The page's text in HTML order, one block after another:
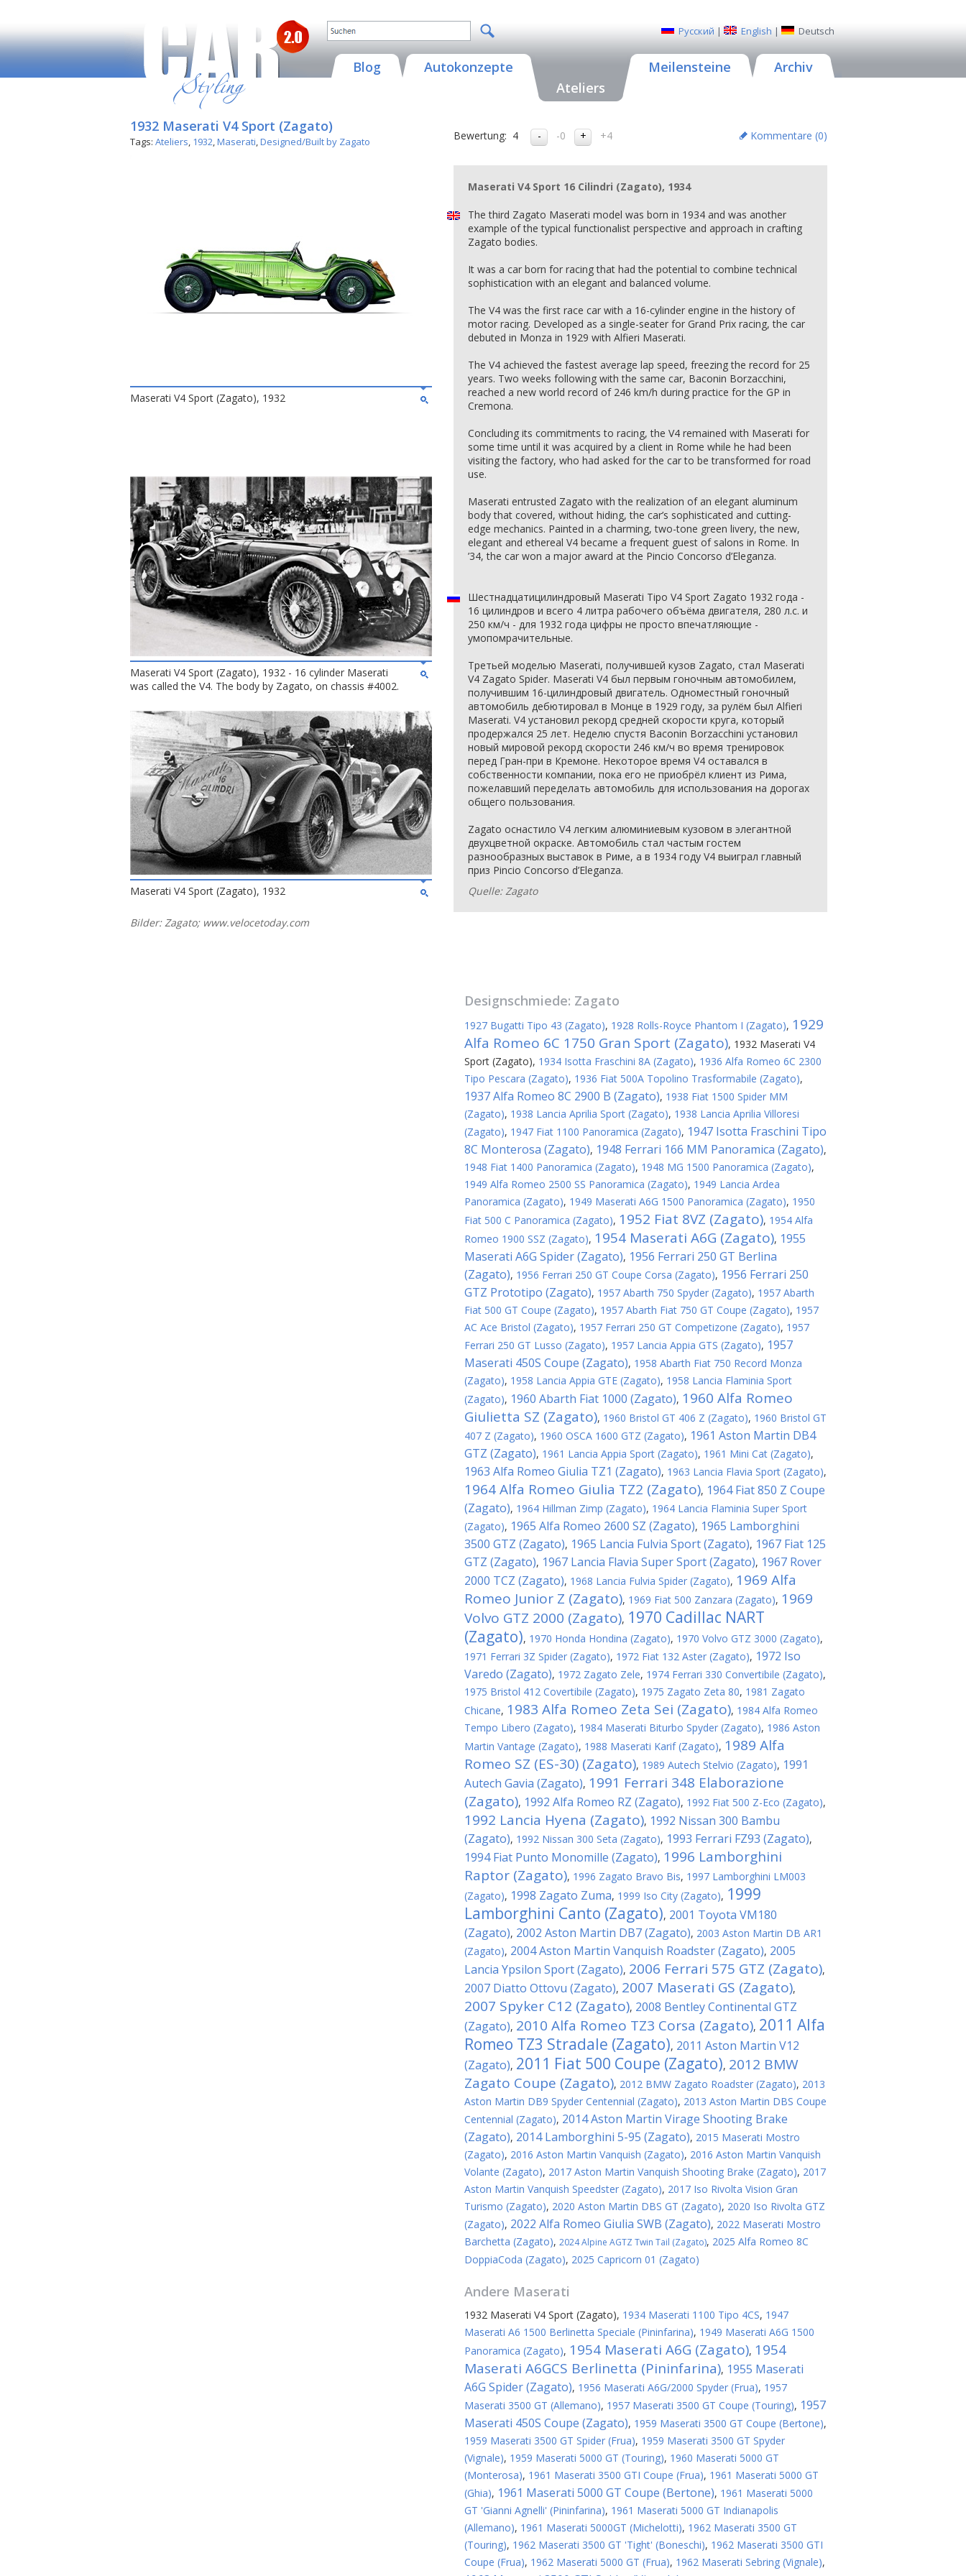
Русский | English | Deutsch
Blog
Autokonzepte
Ateliers
Meilensteine Archiv
1932 Maserati V4 Sport (Zagato)
Tags: Ateliers, 1932,Maserati,Designed/Built by Zagato
Maserati V4 Sport (Zagato), 1932
Maserati V4 Sport (Zagato), 1932 - 16 cylinder Maserati
was called the V4. The body by Zagato, on chassis #4002.
Maserati V4 Sport (Zagato), 1932
Bilder: Zagato; www.velocetoday.com
Bewertung: 4 -0 +4 Kommentare (0)
Maserati V4 Sport 16 Cilindri (Zagato), 1934
The third Zagato Maserati model was born in 1934 and was another
example of the typical functionalist perspective and approach in crafting
Zagato bodies.
It was a car born for racing that had the potential to combine technical
sophistication with an elegant and balanced volume.
The V4 was the first race car with a 16-cylinder engine in the history of
motor racing. Developed as a single-seater for Grand Prix racing, the car
debuted in Monza in 1929 with Alfieri Maserati.
The V4 achieved the fastest average lap speed, freezing the record for 25
years. Two weeks following with the same car, Baconin Borzacchini,
reached a new world record of 246 km/h during practice for the GP in
Cremona.
Concluding its commitments to racing, the V4 remained with Maserati for
some time until it was acquired by a client in Rome while he had been
visiting the factory, who had asked for the car to be transformed for road
use.
Maserati entrusted Zagato with the realization of an elegant aluminum
body that covered, without hiding, the car’s sophisticated and cutting-
edge mechanics. Painted in a charming, two-tone green livery, the new,
elegant and ethereal V4 became a frequent guest of salons in Rome. In
’34, the car won a major award at the Pincio Concorso d’Eleganza.
Шестнадцатицилиндровый Maserati Tipo V4 Sport Zagato 1932 года -
16 цилиндров и всего 4 литра рабочего объёма двигателя, 280 л.с. и
250 км/ч - для 1932 года цифры не просто впечатляющие -
умопомрачительные.
Третьей моделью Maserati, получившей кузов Zagato, стал Maserati
V4 Zagato Spider. Maserati V4 был первым гоночным автомобилем,
получившим 16-цилиндровый двигатель. Одноместный гоночный
автомобиль дебютировал в Монце в 1929 году, за рулём был Alfieri
Maserati. V4 установил рекорд средней скорости круга, который
продержался 25 лет. Неделю спустя Baconin Borzacchini установил
новый мировой рекорд скорости 246 км/ч во время тренировок
перед Гран-при в Кремоне. Некоторое время V4 оставался в
собственности компании, пока его не приобрёл клиент из Рима,
пожелавший переделать автомобиль для использования на дорогах
общего пользования.
Zagato оснастило V4 легким алюминиевым кузовом в элегантной
двухцветной окраске. Автомобиль стал частым гостем
разнообразных выставок в Риме, а в 1934 году V4 выиграл главный
приз Pincio Concorso d’Eleganza.
Quelle: Zagato
Designschmiede: Zagato
1927 Bugatti Tipo 43 (Zagato), 1928 Rolls-Royce Phantom I (Zagato), 1929
Alfa Romeo 6C 1750 Gran Sport (Zagato), 1932 Maserati V4
Sport (Zagato), 1934 Isotta Fraschini 8A (Zagato), 1936 Alfa Romeo 6C 2300
Tipo Pescara (Zagato), 1936 Fiat 500A Topolino Trasformabile (Zagato),
1937 Alfa Romeo 8C 2900 B (Zagato), 1938 Fiat 1500 Spider MM
(Zagato), 1938 Lancia Aprilia Sport (Zagato), 1938 Lancia Aprilia Villoresi
(Zagato), 1947 Fiat 1100 Panoramica (Zagato), 1947 Isotta Fraschini Tipo
8C Monterosa (Zagato), 1948 Ferrari 166 MM Panoramica (Zagato),
1948 Fiat 1400 Panoramica (Zagato), 1948 MG 1500 Panoramica (Zagato),
1949 Alfa Romeo 2500 SS Panoramica (Zagato), 1949 Lancia Ardea
Panoramica (Zagato), 1949 Maserati A6G 1500 Panoramica (Zagato), 1950
Fiat 500 C Panoramica (Zagato), 1952 Fiat 8VZ (Zagato), 1954 Alfa
Romeo 1900 SSZ (Zagato), 1954 Maserati A6G (Zagato), 1955
Maserati A6G Spider (Zagato), 1956 Ferrari 250 GT Berlina
(Zagato), 1956 Ferrari 250 GT Coupe Corsa (Zagato), 1956 Ferrari 250
GTZ Prototipo (Zagato), 1957 Abarth 750 Spyder (Zagato), 1957 Abarth
Fiat 500 GT Coupe (Zagato), 1957 Abarth Fiat 750 GT Coupe (Zagato), 1957
AC Ace Bristol (Zagato), 1957 Ferrari 250 GT Competizone (Zagato), 1957
Ferrari 250 GT Lusso (Zagato), 1957 Lancia Appia GTS (Zagato), 1957
Maserati 450S Coupe (Zagato), 1958 Abarth Fiat 750 Record Monza
(Zagato), 1958 Lancia Appia GTE (Zagato), 1958 Lancia Flaminia Sport
(Zagato), 1960 Abarth Fiat 1000 (Zagato), 1960 Alfa Romeo
Giulietta SZ (Zagato), 1960 Bristol GT 406 Z (Zagato), 1960 Bristol GT
407 Z (Zagato), 1960 OSCA 1600 GTZ (Zagato), 1961 Aston Martin DB4
GTZ (Zagato), 1961 Lancia Appia Sport (Zagato), 1961 Mini Cat (Zagato),
1963 Alfa Romeo Giulia TZ1 (Zagato), 1963 Lancia Flavia Sport (Zagato),
1964 Alfa Romeo Giulia TZ2 (Zagato), 1964 Fiat 850 Z Coupe
(Zagato), 1964 Hillman Zimp (Zagato), 1964 Lancia Flaminia Super Sport
(Zagato), 1965 Alfa Romeo 2600 SZ (Zagato), 1965 Lamborghini
3500 GTZ (Zagato), 1965 Lancia Fulvia Sport (Zagato), 1967 Fiat 125
GTZ (Zagato), 1967 Lancia Flavia Super Sport (Zagato), 1967 Rover
2000 TCZ (Zagato), 1968 Lancia Fulvia Spider (Zagato), 1969 Alfa
Romeo Junior Z (Zagato), 1969 Fiat 500 Zanzara (Zagato), 1969
Volvo GTZ 2000 (Zagato), 1970 Cadillac NART
(Zagato), 1970 Honda Hondina (Zagato), 1970 Volvo GTZ 3000 (Zagato),
1971 Ferrari 3Z Spider (Zagato), 1972 Fiat 132 Aster (Zagato), 1972 Iso
Varedo (Zagato), 1972 Zagato Zele, 1974 Ferrari 330 Convertibile (Zagato),
1975 Bristol 412 Covertibile (Zagato), 1975 Zagato Zeta 80, 1981 Zagato
Chicane, 1983 Alfa Romeo Zeta Sei (Zagato), 1984 Alfa Romeo
Tempo Libero (Zagato), 1984 Maserati Biturbo Spyder (Zagato), 1986 Aston
Martin Vantage (Zagato), 1988 Maserati Karif (Zagato), 1989 Alfa
Romeo SZ (ES-30) (Zagato), 1989 Autech Stelvio (Zagato), 1991
Autech Gavia (Zagato), 1991 Ferrari 348 Elaborazione
(Zagato), 1992 Alfa Romeo RZ (Zagato), 1992 Fiat 500 Z-Eco (Zagato),
1992 Lancia Hyena (Zagato), 1992 Nissan 300 Bambu
(Zagato), 1992 Nissan 300 Seta (Zagato), 1993 Ferrari FZ93 (Zagato),
1994 Fiat Punto Monomille (Zagato), 1996 Lamborghini
Raptor (Zagato), 1996 Zagato Bravo Bis, 1997 Lamborghini LM003
(Zagato), 1998 Zagato Zuma, 1999 Iso City (Zagato), 1999
Lamborghini Canto (Zagato), 2001 Toyota VM180
(Zagato), 2002 Aston Martin DB7 (Zagato), 2003 Aston Martin DB AR1
(Zagato), 2004 Aston Martin Vanquish Roadster (Zagato), 2005
Lancia Ypsilon Sport (Zagato), 2006 Ferrari 575 GTZ (Zagato),
2007 Diatto Ottovu (Zagato), 2007 Maserati GS (Zagato),
2007 Spyker C12 (Zagato), 2008 Bentley Continental GTZ
(Zagato), 2010 Alfa Romeo TZ3 Corsa (Zagato), 2011 Alfa
Romeo TZ3 Stradale (Zagato), 2011 Aston Martin V12
(Zagato), 2011 Fiat 500 Coupe (Zagato), 2012 BMW
Zagato Coupe (Zagato), 2012 BMW Zagato Roadster (Zagato), 2013
Aston Martin DB9 Spyder Centennial (Zagato), 2013 Aston Martin DBS Coupe
Centennial (Zagato), 2014 Aston Martin Virage Shooting Brake
(Zagato), 2014 Lamborghini 5-95 (Zagato), 2015 Maserati Mostro
(Zagato), 2016 Aston Martin Vanquish (Zagato), 2016 Aston Martin Vanquish
Volante (Zagato), 2017 Aston Martin Vanquish Shooting Brake (Zagato), 2017
Aston Martin Vanquish Speedster (Zagato), 2017 Iso Rivolta Vision Gran
Turismo (Zagato), 2020 Aston Martin DBS GT (Zagato), 2020 Iso Rivolta GTZ
(Zagato), 2022 Alfa Romeo Giulia SWB (Zagato), 2022 Maserati Mostro
Barchetta (Zagato), 2024 Alpine AGTZ Twin Tail (Zagato), 2025 Alfa Romeo 8C
DoppiaCoda (Zagato), 2025 Capricorn 01 (Zagato)
Andere Maserati
1932 Maserati V4 Sport (Zagato), 1934 Maserati 1100 Tipo 4CS, 1947
Maserati A6 1500 Berlinetta Speciale (Pininfarina), 1949 Maserati A6G 1500
Panoramica (Zagato), 1954 Maserati A6G (Zagato), 1954
Maserati A6GCS Berlinetta (Pininfarina), 1955 Maserati
A6G Spider (Zagato), 1956 Maserati A6G/2000 Spyder (Frua), 1957
Maserati 3500 GT (Allemano), 1957 Maserati 3500 GT Coupe (Touring), 1957
Maserati 450S Coupe (Zagato), 1959 Maserati 3500 GT Coupe (Bertone),
1959 Maserati 3500 GT Spider (Frua), 1959 Maserati 3500 GT Spyder
(Vignale), 1959 Maserati 5000 GT (Touring), 1960 Maserati 5000 GT
(Monterosa), 1961 Maserati 3500 GTI Coupe (Frua), 1961 Maserati 5000 GT
(Ghia), 1961 Maserati 5000 GT Coupe (Bertone), 1961 Maserati 5000
GT 'Gianni Agnelli' (Pininfarina), 1961 Maserati 5000 GT Indianapolis
(Allemano), 1961 Maserati 5000GT (Michelotti), 1962 Maserati 3500 GT
(Touring), 1962 Maserati 3500 GT 'Tight' (Boneschi), 1962 Maserati 3500 GTI
Coupe (Frua), 1962 Maserati 5000 GT (Frua), 1962 Maserati Sebring (Vignale),